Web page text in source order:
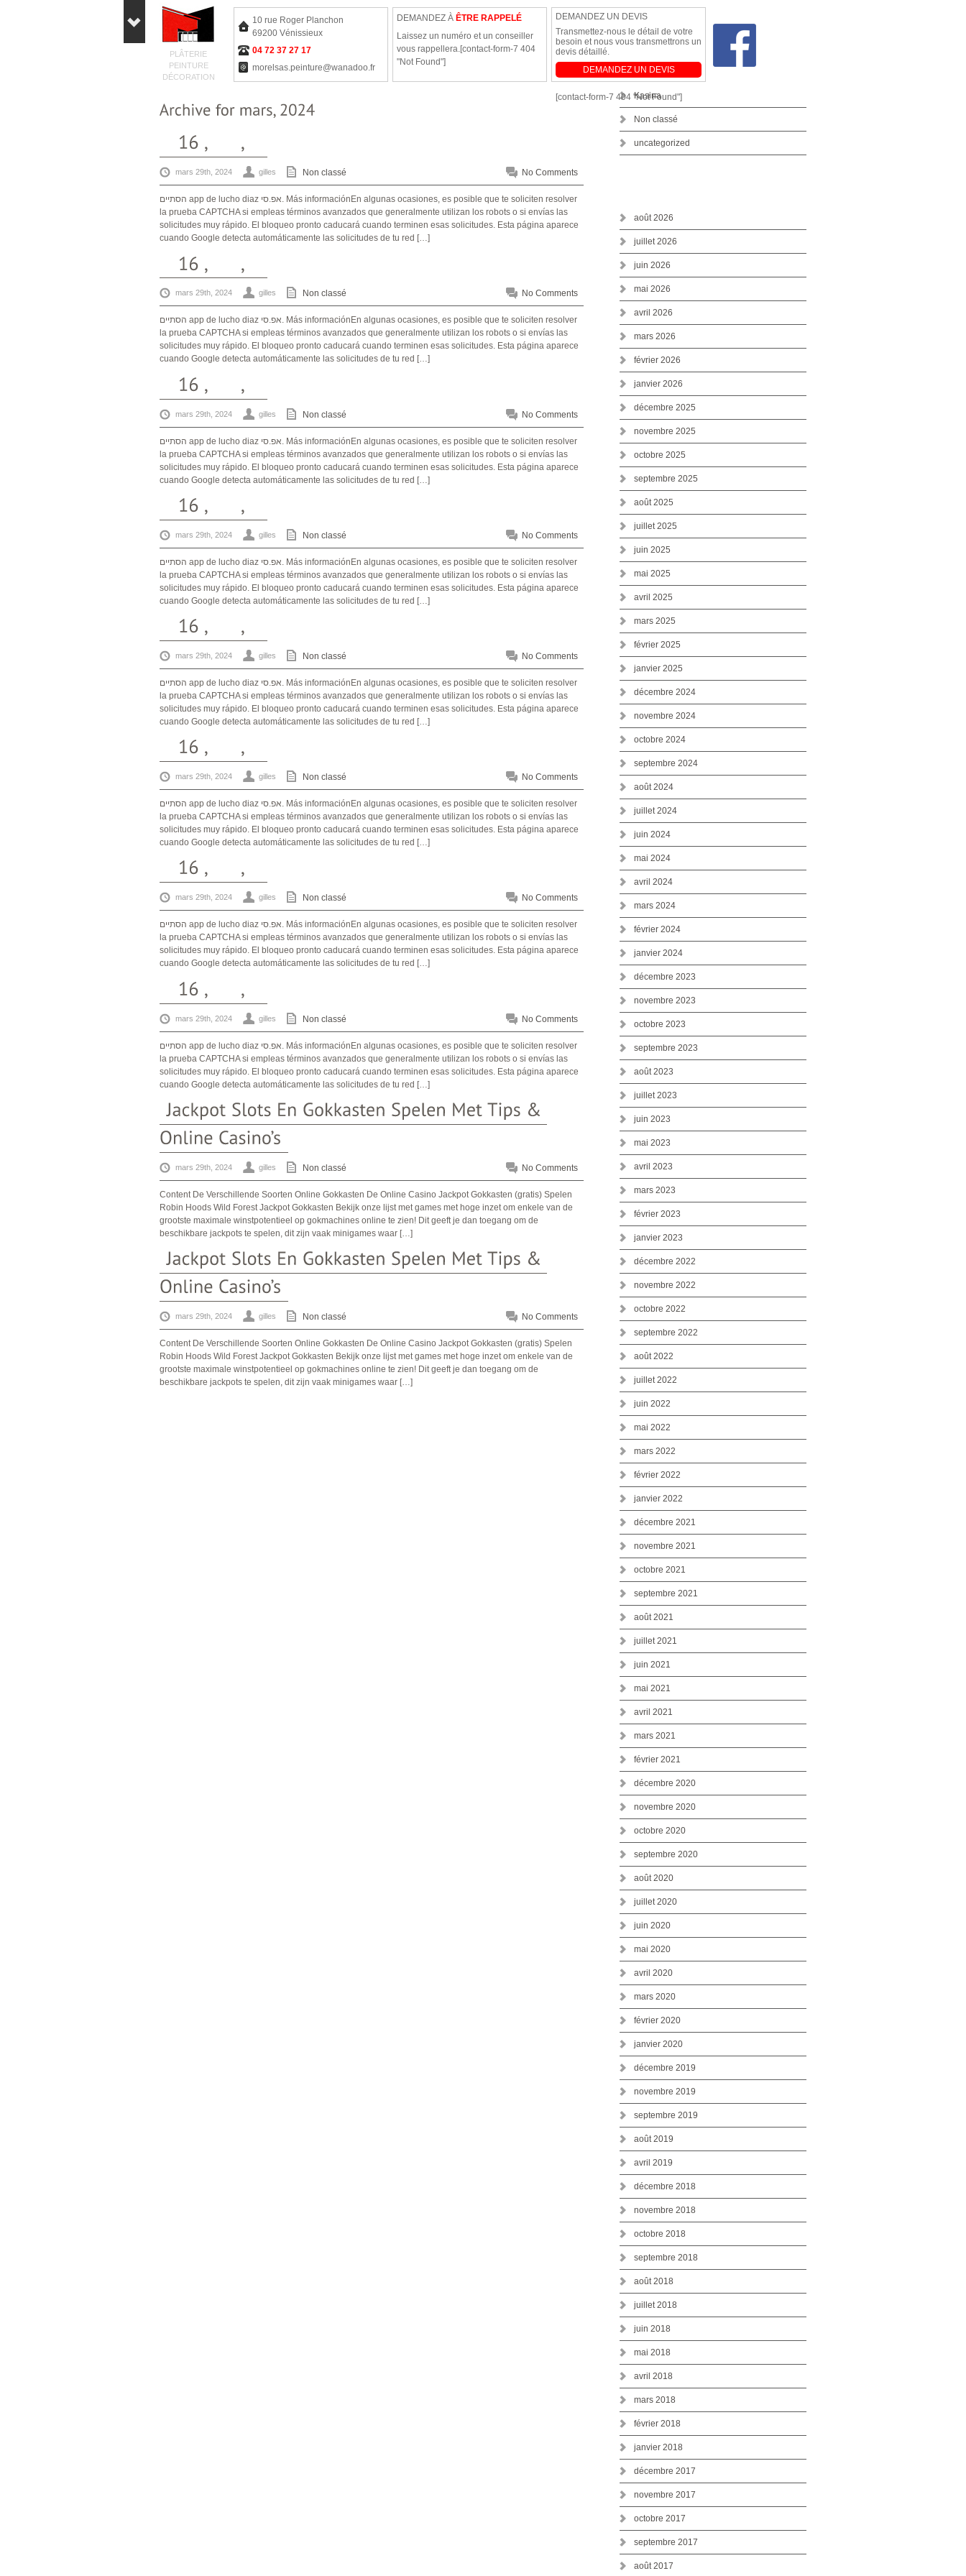
mars 29th, 2024 gilles Non classé No Comments
הסתיים app de lucho diaz אפ.סי. Más informaciónEn algunas ocasiones, es posible que te soliciten resolver
la prueba CAPTCHA si empleas términos avanzados que generalmente utilizan los robots o si envías las
solicitudes muy rápido. El bloqueo pronto caducará cuando terminen esas solicitudes. Esta página aparece
cuando Google detecta automáticamente las solicitudes de tu red […]
mars 29th, 2024 gilles Non classé No Comments
הסתיים app de lucho diaz אפ.סי. Más informaciónEn algunas ocasiones, es posible que te soliciten resolver
la prueba CAPTCHA si empleas términos avanzados que generalmente utilizan los robots o si envías las
solicitudes muy rápido. El bloqueo pronto caducará cuando terminen esas solicitudes. Esta página aparece
cuando Google detecta automáticamente las solicitudes de tu red […]
mars 29th, 2024 gilles Non classé No Comments
הסתיים app de lucho diaz אפ.סי. Más informaciónEn algunas ocasiones, es posible que te soliciten resolver
la prueba CAPTCHA si empleas términos avanzados que generalmente utilizan los robots o si envías las
solicitudes muy rápido. El bloqueo pronto caducará cuando terminen esas solicitudes. Esta página aparece
cuando Google detecta automáticamente las solicitudes de tu red […]
mars 29th, 2024 gilles Non classé No Comments
הסתיים app de lucho diaz אפ.סי. Más informaciónEn algunas ocasiones, es posible que te soliciten resolver
la prueba CAPTCHA si empleas términos avanzados que generalmente utilizan los robots o si envías las
solicitudes muy rápido. El bloqueo pronto caducará cuando terminen esas solicitudes. Esta página aparece
cuando Google detecta automáticamente las solicitudes de tu red […]
mars 29th, 2024 gilles Non classé No Comments
הסתיים app de lucho diaz אפ.סי. Más informaciónEn algunas ocasiones, es posible que te soliciten resolver
la prueba CAPTCHA si empleas términos avanzados que generalmente utilizan los robots o si envías las
solicitudes muy rápido. El bloqueo pronto caducará cuando terminen esas solicitudes. Esta página aparece
cuando Google detecta automáticamente las solicitudes de tu red […]
mars 29th, 2024 gilles Non classé No Comments
הסתיים app de lucho diaz אפ.סי. Más informaciónEn algunas ocasiones, es posible que te soliciten resolver
la prueba CAPTCHA si empleas términos avanzados que generalmente utilizan los robots o si envías las
solicitudes muy rápido. El bloqueo pronto caducará cuando terminen esas solicitudes. Esta página aparece
cuando Google detecta automáticamente las solicitudes de tu red […]
mars 29th, 2024 gilles Non classé No Comments
הסתיים app de lucho diaz אפ.סי. Más informaciónEn algunas ocasiones, es posible que te soliciten resolver
la prueba CAPTCHA si empleas términos avanzados que generalmente utilizan los robots o si envías las
solicitudes muy rápido. El bloqueo pronto caducará cuando terminen esas solicitudes. Esta página aparece
cuando Google detecta automáticamente las solicitudes de tu red […]
mars 29th, 2024 gilles Non classé No Comments
הסתיים app de lucho diaz אפ.סי. Más informaciónEn algunas ocasiones, es posible que te soliciten resolver
la prueba CAPTCHA si empleas términos avanzados que generalmente utilizan los robots o si envías las
solicitudes muy rápido. El bloqueo pronto caducará cuando terminen esas solicitudes. Esta página aparece
cuando Google detecta automáticamente las solicitudes de tu red […]
mars 29th, 2024 gilles Non classé No Comments
Content De Verschillende Soorten Online Gokkasten De Online Casino Jackpot Gokkasten (gratis) Spelen
Robin Hoods Wild Forest Jackpot Gokkasten Bekijk onze lijst met games met hoge inzet om enkele van de
grootste maximale winstpotentieel op gokmachines online te zien! Dit geeft je dan toegang om de
beschikbare jackpots te spelen, dit zijn vaak minigames waar […]
mars 29th, 2024 gilles Non classé No Comments
Content De Verschillende Soorten Online Gokkasten De Online Casino Jackpot Gokkasten (gratis) Spelen
Robin Hoods Wild Forest Jackpot Gokkasten Bekijk onze lijst met games met hoge inzet om enkele van de
grootste maximale winstpotentieel op gokmachines online te zien! Dit geeft je dan toegang om de
beschikbare jackpots te spelen, dit zijn vaak minigames waar […]
! Без рубрики
1
Kasina
Non classé
uncategorized
août 2026
juillet 2026
juin 2026
mai 2026
avril 2026
mars 2026
février 2026
janvier 2026
décembre 2025
novembre 2025
octobre 2025
septembre 2025
août 2025
juillet 2025
juin 2025
mai 2025
avril 2025
mars 2025
février 2025
janvier 2025
décembre 2024
novembre 2024
octobre 2024
septembre 2024
août 2024
juillet 2024
juin 2024
mai 2024
avril 2024
mars 2024
février 2024
janvier 2024
décembre 2023
novembre 2023
octobre 2023
septembre 2023
août 2023
juillet 2023
juin 2023
mai 2023
avril 2023
mars 2023
février 2023
janvier 2023
décembre 2022
novembre 2022
octobre 2022
septembre 2022
août 2022
juillet 2022
juin 2022
mai 2022
mars 2022
février 2022
janvier 2022
décembre 2021
novembre 2021
octobre 2021
septembre 2021
août 2021
juillet 2021
juin 2021
mai 2021
avril 2021
mars 2021
février 2021
décembre 2020
novembre 2020
octobre 2020
septembre 2020
août 2020
juillet 2020
juin 2020
mai 2020
avril 2020
mars 2020
février 2020
janvier 2020
décembre 2019
novembre 2019
septembre 2019
août 2019
avril 2019
décembre 2018
novembre 2018
octobre 2018
septembre 2018
août 2018
juillet 2018
juin 2018
mai 2018
avril 2018
mars 2018
février 2018
janvier 2018
décembre 2017
novembre 2017
octobre 2017
septembre 2017
août 2017
PLÂTERIE
PEINTURE
DÉCORATION
10 rue Roger Planchon
69200 Vénissieux
04 72 37 27 17
morelsas.peinture@wanadoo.fr
DEMANDEZ À ÊTRE RAPPELÉ
Laissez un numéro et un conseiller
vous rappellera.[contact-form-7 404
"Not Found"]
DEMANDEZ UN DEVIS
Transmettez-nous le détail de votre
besoin et nous vous transmettrons un
devis détaillé.
DEMANDEZ UN DEVIS
[contact-form-7 404 "Not Found"]